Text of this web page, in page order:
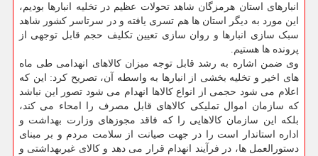
انبارهای استان هرمزگان شاهد تحولات عظیم در تخلیه انبارها بودیم،
این مورد به دیگر استان ها هم تسری یافته و در سرتاسر کشور شاهد
سبک سازی انبارها و روان سازی تعیین تکلیف حجم قابل توجهی از
پرونده ها هستیم.
وی ضمن اشاره به رشد قابل توجه میزان کالاهای انهدامی طی ماه
های اخیر و تخلیه بخشی از انبارها به واسطه آن، تصریح کرد: این که
اعلام می شود حجمی از انواع کالاها انهدام می شود تصور این نباشد
که سازمان اموال تملیکی کالاهای قابل مصرف را امحاء می کند،
بلکه این سازمان کالاهایی را که فاقد مجوزهای وزارت بهداشت و
اداره استاندار است را در جهت صیانت از سلامت مردم و بر مبنای
دستورالعمل ها، در فرآیند انهدام قرار می دهد و کالای غیربهداشتی و